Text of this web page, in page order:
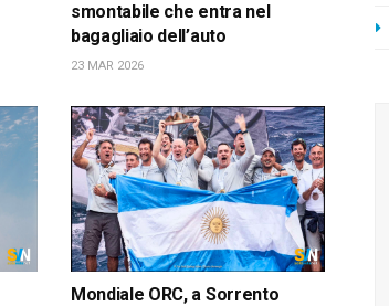
smontabile che entra nel
bagagliaio dell’auto
23 MAR 2026
Mondiale ORC, a Sorrento